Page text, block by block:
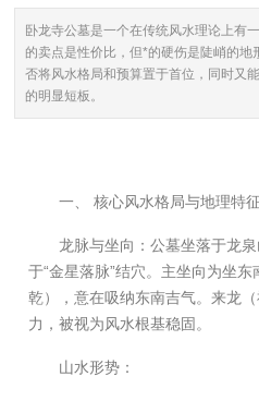
卧龙寺公墓是一个在传统风水理论上有
的卖点是性价比，但*的硬伤是陡峭的
否将风水格局和预算置于首位，同时又
的明显短板。
一、 核心风水格局与地理特征
龙脉与坐向：公墓坐落于龙
于“金星落脉”结穴。主坐向为坐
乾），意在吸纳东南吉气。来龙
力，被视为风水根基稳固。
山水形势：